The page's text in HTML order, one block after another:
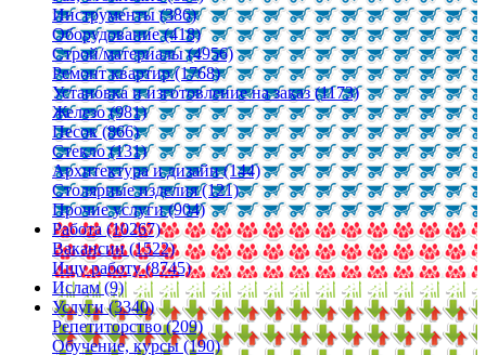
Инструменты (386)
Оборудование (418)
Строй/материалы (4956)
Ремонт квартир (1768)
Установка и изготовление на заказ (1173)
Железо (981)
Песок (866)
Стекло (131)
Архитектура и дизайн (144)
Столярные изделия (121)
Прочие услуги (904)
Работа (10267)
Вакансии (1522)
Ищу работу (8745)
Ислам (9)
Услуги (3340)
Репетиторство (209)
Обучение, курсы (190)